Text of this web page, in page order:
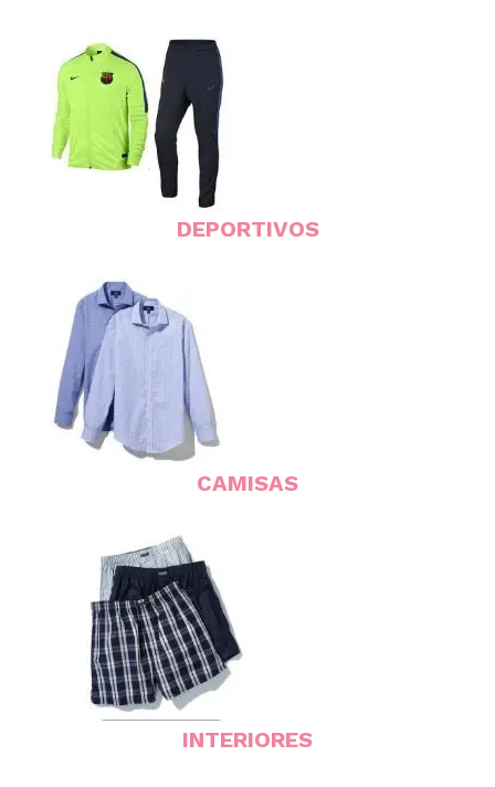
DEPORTIVOS
CAMISAS
INTERIORES